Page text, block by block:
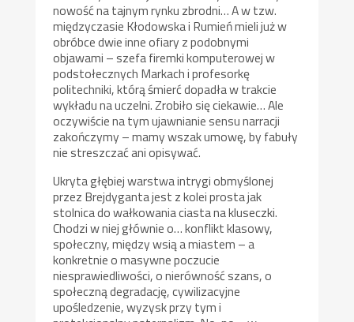
nowość na tajnym rynku zbrodni… A w tzw.
międzyczasie Kłodowska i Rumień mieli już w
obróbce dwie inne ofiary z podobnymi
objawami – szefa firemki komputerowej w
podstołecznych Markach i profesorkę
politechniki, którą śmierć dopadła w trakcie
wykładu na uczelni. Zrobiło się ciekawie… Ale
oczywiście na tym ujawnianie sensu narracji
zakończymy – mamy wszak umowę, by fabuły
nie streszczać ani opisywać.
Ukryta głębiej warstwa intrygi obmyślonej
przez Brejdyganta jest z kolei prosta jak
stolnica do wałkowania ciasta na kluseczki.
Chodzi w niej głównie o… konflikt klasowy,
społeczny, między wsią a miastem – a
konkretnie o masywne poczucie
niesprawiedliwości, o nierówność szans, o
społeczną degradację, cywilizacyjne
upośledzenie, wyzysk przy tym i